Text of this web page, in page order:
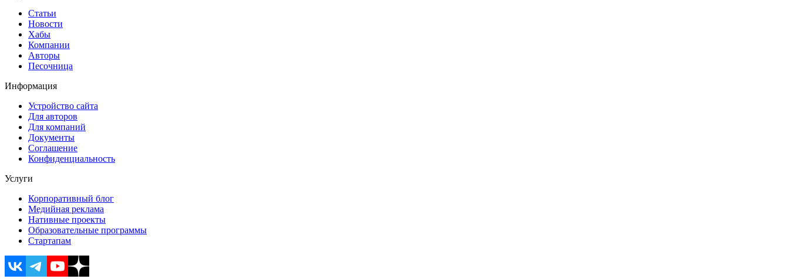
Статьи
Новости
Хабы
Компании
Авторы
Песочница
Информация
Устройство сайта
Для авторов
Для компаний
Документы
Соглашение
Конфиденциальность
Услуги
Корпоративный блог
Медийная реклама
Нативные проекты
Образовательные программы
Стартапам